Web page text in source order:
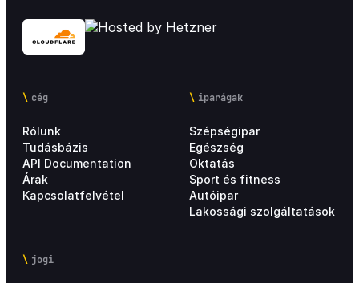
cég
Rólunk
Tudásbázis
API Documentation
Árak
Kapcsolatfelvétel
iparágak
Szépségipar
Egészség
Oktatás
Sport és fitness
Autóipar
Lakossági szolgáltatások
jogi